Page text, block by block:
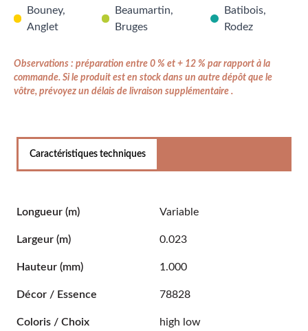
Bouney,
Anglet
Beaumartin,
Bruges
Batibois,
Rodez
Observations : préparation entre 0 % et + 12 % par rapport à la
commande. Si le produit est en stock dans un autre dépôt que le
vôtre, prévoyez un délais de livraison supplémentaire .
Caractéristiques techniques
Longueur (m) Variable
Largeur (m) 0.023
Hauteur (mm) 1.000
Décor / Essence 78828
Coloris / Choix high low